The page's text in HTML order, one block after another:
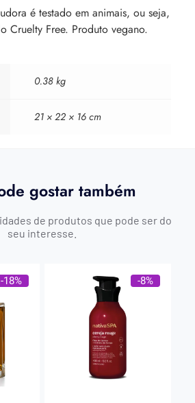
é testado em animais, ou seja,
Cruelty Free. Produto vegano.
0.38 kg
21 × 22 × 16 cm
gostar também
de produtos que pode ser do
seu interesse.
-18% -8%